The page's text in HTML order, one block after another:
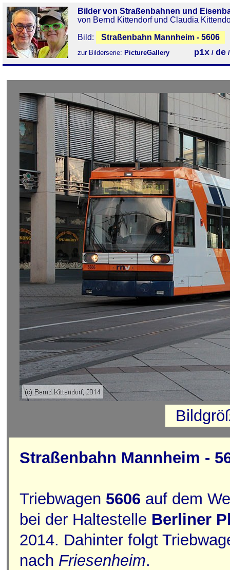
Bilder von Straßenbahnen und
von Bernd Kittendorf und Claudia
Bild:
Straßenbahn Mannheim - 5606
zur Bilderserie: PictureGallery pix / de
Straßenbahn Mannheim -
Triebwagen 5606 auf dem
bei der Haltestelle Berliner
2014. Dahinter folgt
nach Friesenheim.